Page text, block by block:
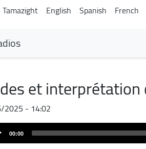
Tamazight English Spanish French
et
- 14:02
00:00